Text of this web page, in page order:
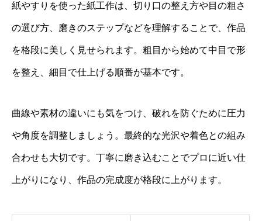
紙やすりを使った紙工作は、切り口の整え方や目の粗さ
の選び方、磨きのステップなどを理解することで、作品
を格段に美しく見せられます。粗目から始めて中目で形
を整え、細目で仕上げる順番が基本です。
曲線や素材の違いにも気をつけ、破れを防ぐために圧力
や角度を調整しましょう。最終的な光沢や着色との組み
合わせも大切です。丁寧に磨き込むことでプロに近い仕
上がりになり、作品の完成度が格段に上がります。